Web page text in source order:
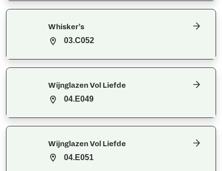
Whisker’s
03.C052
Wijnglazen Vol Liefde
04.E049
Wijnglazen Vol Liefde
04.E051